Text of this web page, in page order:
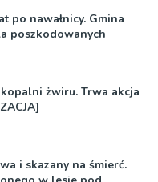
po nawałnicy. Gmina
poszkodowanych
żwiru. Trwa akcja
i skazany na śmierć.